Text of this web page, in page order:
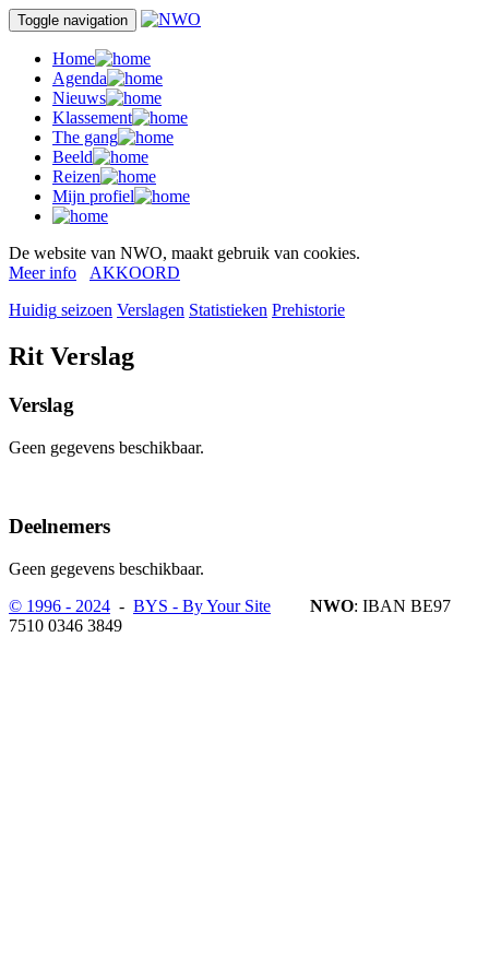
Toggle navigation
Home
Agenda
Nieuws
Klassement
The gang
Beeld
Reizen
Mijn profiel
De website van NWO, maakt gebruik van cookies.
Meer info
AKKOORD
Huidig seizoen Verslagen Statistieken Prehistorie
Rit Verslag
Verslag
Geen gegevens beschikbaar.
Deelnemers
Geen gegevens beschikbaar.
© 1996 - 2024 - BYS - By Your Site NWO: IBAN BE97
7510 0346 3849